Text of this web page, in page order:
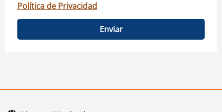
Política de Privacidad
Enviar